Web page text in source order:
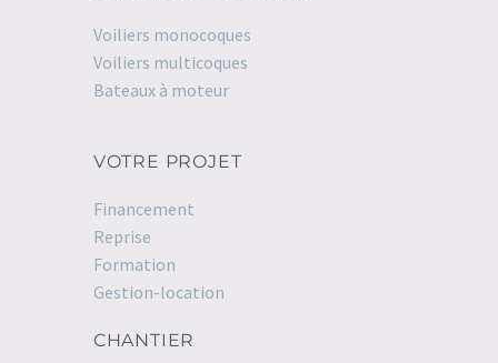
Voiliers monocoques
Voiliers multicoques
Bateaux à moteur
VOTRE PROJET
Financement
Reprise
Formation
Gestion-location
CHANTIER